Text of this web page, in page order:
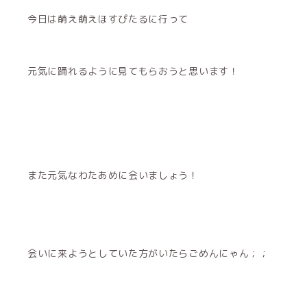
今日は萌え萌えほすぴたるに行って
元気に踊れるように見てもらおうと思います！
また元気なわたあめに会いましょう！
会いに来ようとしていた方がいたらごめんにゃん︎；；